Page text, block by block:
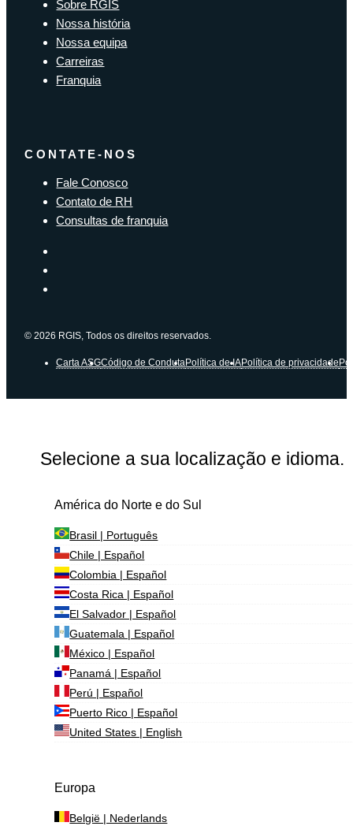
Sobre RGIS
Nossa história
Nossa equipa
Carreiras
Franquia
CONTATE-NOS
Fale Conosco
Contato de RH
Consultas de franquia
© 2026 RGIS, Todos os direitos reservados.
Carta ASGCódigo de CondutaPolítica de IAPolítica de privacidade
Selecione a sua localização e idioma.
América do Norte e do Sul
Brasil | Português
Chile | Español
Colombia | Español
Costa Rica | Español
El Salvador | Español
Guatemala | Español
México | Español
Panamá | Español
Perú | Español
Puerto Rico | Español
United States | English
Europa
België | Nederlands